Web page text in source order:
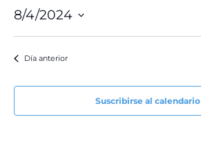
4,
8/4/2024
fecha.
Día anterior
Suscribirse al calendario